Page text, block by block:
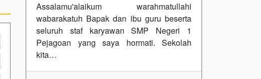
Assalamu'alaikum warahmatullahi
wabarakatuh Bapak dan ibu guru beserta
seluruh staf karyawan SMP Negeri 1
Pejagoan yang saya hormati. Sekolah
kita…